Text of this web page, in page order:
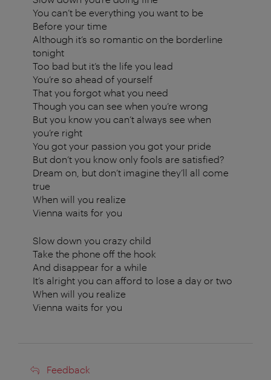
You can’t be everything you want to be
Before your time
Although it’s so romantic on the borderline
tonight
Too bad but it’s the life you lead
You’re so ahead of yourself
That you forgot what you need
Though you can see when you’re wrong
But you know you can’t always see when
you’re right
You got your passion you got your pride
But don’t you know only fools are satisfied?
Dream on, but don’t imagine they’ll all come
true
When will you realize
Vienna waits for you
Slow down you crazy child
Take the phone off the hook
And disappear for a while
It’s alright you can afford to lose a day or two
When will you realize
Vienna waits for you
Feedback
Feedback